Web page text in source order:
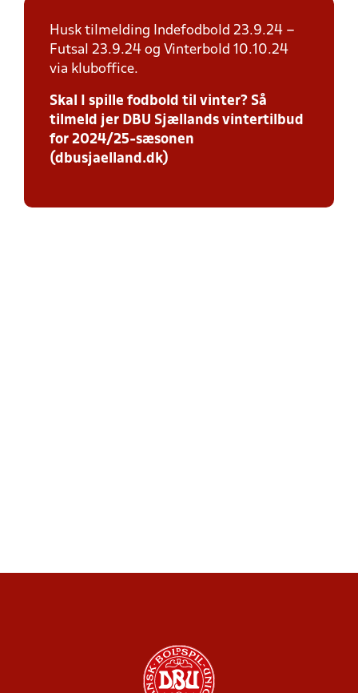
Husk tilmelding Indefodbold 23.9.24 –
Futsal 23.9.24 og Vinterbold 10.10.24
via kluboffice.
Skal I spille fodbold til vinter? Så
tilmeld jer DBU Sjællands vintertilbud
for 2024/25-sæsonen
(dbusjaelland.dk)